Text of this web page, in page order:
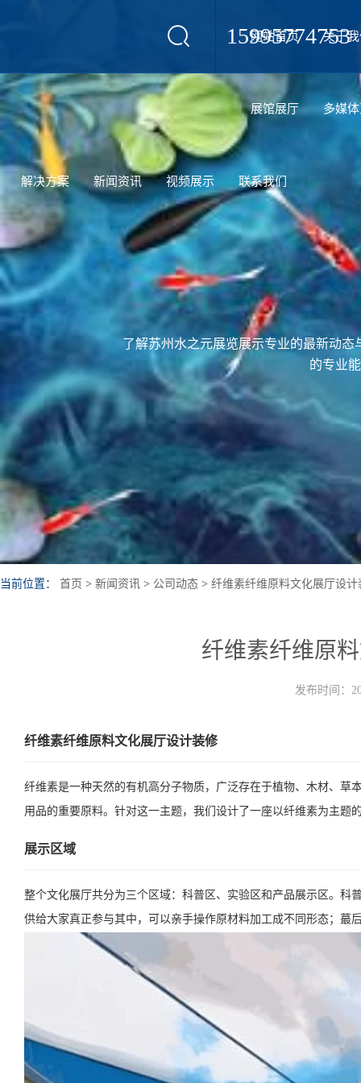
15995774753
网站首页 关于
展馆展厅 多媒
解决方案 新闻资讯 视频展示 联系我们
了解苏州水之元展览展示专业的最新动
的专业
当前位置： 首页 > 新闻资讯 > 公司动态 > 纤维素纤维原料文化展厅设计
纤维素纤维原
发布时间：
纤维素纤维原料文化展厅设计装修
纤维素是一种天然的有机高分子物质，广泛存在于植物、木材、
用品的重要原料。针对这一主题，我们设计了一座以纤维素为主
展示区域
整个文化展厅共分为三个区域：科普区、实验区和产品展示区。
供给大家真正参与其中，可以亲手操作原材料加工成不同形态；